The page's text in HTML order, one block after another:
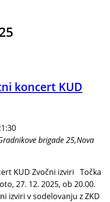
koncert KUD
brigade 25,Nova
KUD Zvočni izviri Točka
27. 12. 2025, ob 20.00.
izviri v sodelovanju z ZKD